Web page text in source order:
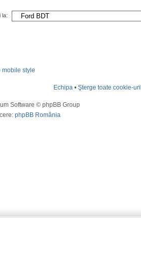
la:
mobile style
Echipa •Şterge toate cookie-
Software © phpBB Group
phpBB România